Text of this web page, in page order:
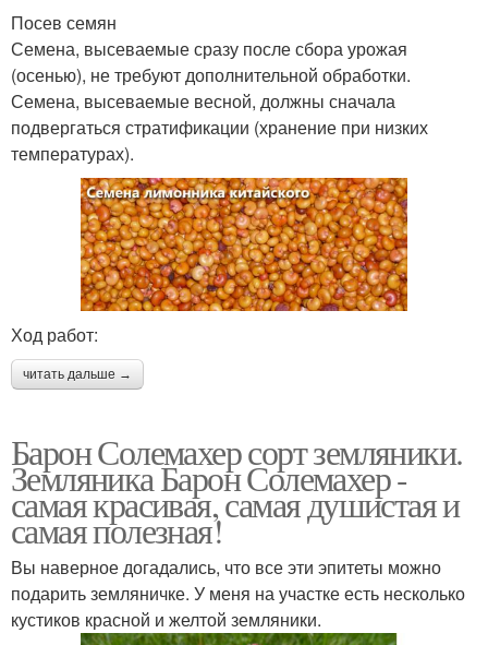
Посев семян
Семена, высеваемые сразу после сбора урожая
(осенью), не требуют дополнительной обработки.
Семена, высеваемые весной, должны сначала
подвергаться стратификации (хранение при низких
температурах).
Ход работ:
читать дальше →
Барон Солемахер сорт земляники.
Земляника Барон Солемахер -
самая красивая, самая душистая и
самая полезная!
Вы наверное догадались, что все эти эпитеты можно
подарить земляничке. У меня на участке есть несколько
кустиков красной и желтой земляники.